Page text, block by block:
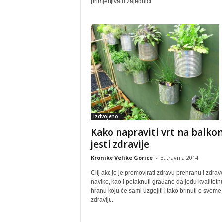
primjenjiva u zajednici
Izdvojeno
Kako napraviti vrt na
jesti zdravije
Kronike Velike Gorice - 3. travnja 2014
Cilj akcije je promovirati zdravu prehranu i
navike, kao i potaknuti građane da jedu
hranu koju će sami uzgojiti i tako brinuti o svome
zdravlju.